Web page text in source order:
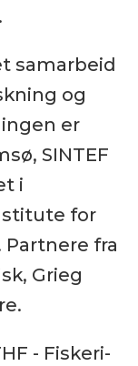
samarbeid
og
er
SINTEF
i
for
Partnere fra
Grieg
- Fiskeri-